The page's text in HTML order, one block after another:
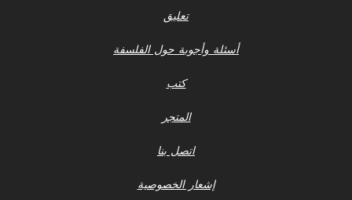
تعليق
أسئلة وأجوبة حول الفلسفة
كتب
المتجر
اتصل بنا
إشعار الخصوصية